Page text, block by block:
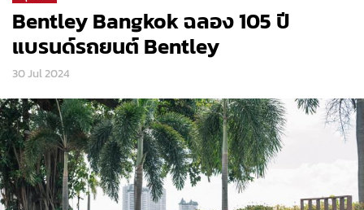
Bentley Bangkok ฉลอง 105 ปี
แบรนด์รถยนต์ Bentley
30 Jul 2024